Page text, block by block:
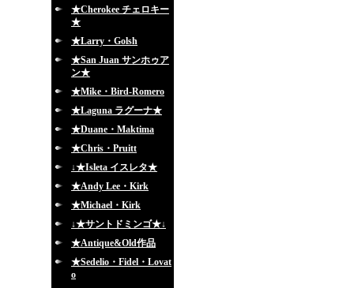
★Cherokee チェロキー
★
★Larry・Golsh
★San Juan サンホゥア
ン★
★Mike・Bird-Romero
★Laguna ラグーナ★
★Duane・Maktima
★Chris・Pruitt
↓★Isleta イスレタ★
★Andy Lee・Kirk
★Michael・Kirk
↓★サントドミンゴ★↓
★Antique&Old作品
★Sedelio・Fidel・Lovat
o